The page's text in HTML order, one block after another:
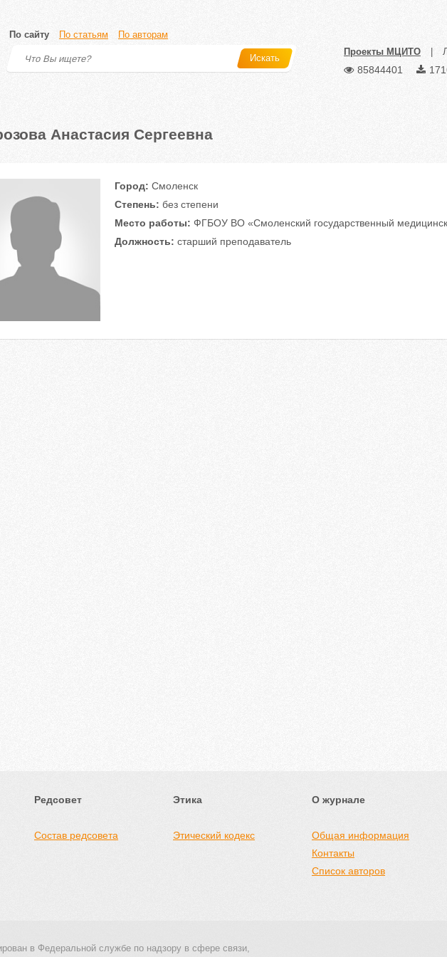
По сайту По статьям По авторам
Искать
Проекты МЦИТО
85844401
Анастасия Сергеевна
Город: Смоленск
Степень: без степени
Место работы: ФГБОУ ВО «Смоленский государственный
Должность: старший преподаватель
Редсовет
Состав редсовета
Этика
Этический кодекс
О журнале
Общая информация
Контакты
Список авторов
в Федеральной службе по надзору в сфере связи,